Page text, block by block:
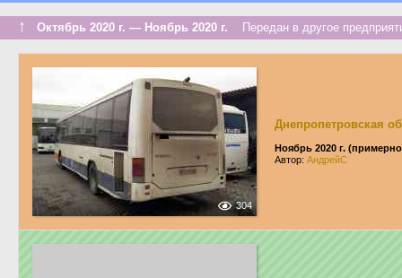
↑ Октябрь 2020 г. — Ноябрь 2020 г. Передан в другое
304
Днепропетровская
Ноябрь 2020 г.
Автор: АндрейС